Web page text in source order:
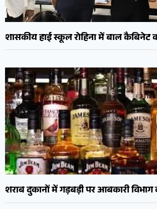
शासकीय हाई स्कूल रोहिना में बाल कैबिनेट
शराब दुकानों में गड़बड़ी पर आबकारी